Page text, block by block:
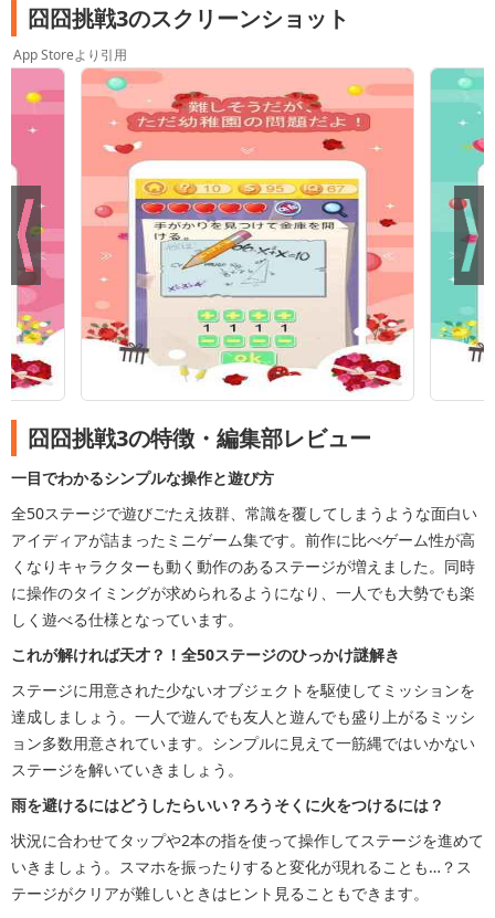
囧囧挑戦3のスクリーンショット
App Storeより引用
囧囧挑戦3の特徴・編集部レビュー
一目でわかるシンプルな操作と遊び方
全50ステージで遊びごたえ抜群、常識を覆してしまうような面白い
アイディアが詰まったミニゲーム集です。前作に比べゲーム性が高
くなりキャラクターも動く動作のあるステージが増えました。同時
に操作のタイミングが求められるようになり、一人でも大勢でも楽
しく遊べる仕様となっています。
これが解ければ天才？！全50ステージのひっかけ謎解き
ステージに用意された少ないオブジェクトを駆使してミッションを
達成しましょう。一人で遊んでも友人と遊んでも盛り上がるミッシ
ョン多数用意されています。シンプルに見えて一筋縄ではいかない
ステージを解いていきましょう。
雨を避けるにはどうしたらいい？ろうそくに火をつけるには？
状況に合わせてタップや2本の指を使って操作してステージを進めて
いきましょう。スマホを振ったりすると変化が現れることも…？ス
テージがクリアが難しいときはヒント見ることもできます。